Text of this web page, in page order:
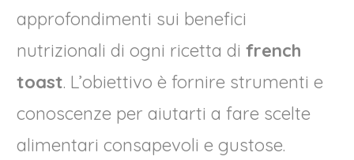
approfondimenti sui benefici
nutrizionali di ogni ricetta difrench
toast. L’obiettivo è fornire strumenti e
conoscenze per aiutarti a fare scelte
alimentari consapevoli e gustose.